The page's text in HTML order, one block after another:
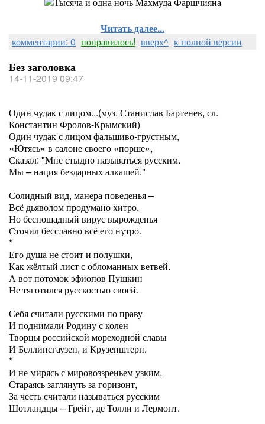
Читать далее...
комментарии: 0 понравилось! вверх^ к полной версии
Без заголовка
14-11-2019 09:47
Один чудак с лицом...(муз. Станислав Бартенев, сл.
Константин Фролов-Крымский)
Один чудак с лицом фальшиво-грустным,
«Ютясь» в салоне своего «порше»,
Сказал: "Мне стыдно называться русским.
Мы – нация бездарных алкашей."
Солидный вид, манера поведенья –
Всё дьяволом продумано хитро.
Но беспощадный вирус вырожденья
Сточил бесславно всё его нутро.
*
Его душа не стоит и полушки,
Как жёлтый лист с обломанных ветвей.
А вот потомок эфиопов Пушкин
Не тяготился русскостью своей.
Себя считали русскими по праву
И поднимали Родину с колен
Творцы российской мореходной славы
И Беллинсгаузен, и Крузенштерн.
*
И не мирясь с мировоззреньем узким,
Стараясь заглянуть за горизонт,
За честь считали называться русским
Шотландцы – Грейг, де Толли и Лермонт.